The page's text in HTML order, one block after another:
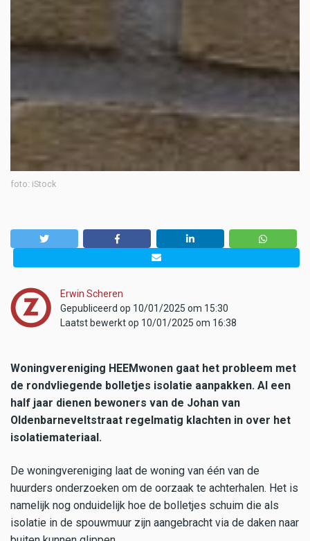
foto: iStock
Erwin Scheren
Gepubliceerd op 10/01/2025 om 15:30
Laatst bewerkt op 10/01/2025 om 16:38
Woningvereniging HEEMwonen gaat het probleem met
de rondvliegende bolletjes isolatie aanpakken. Al een
half jaar dienen bewoners van de Johan van
Oldenbarneveltstraat regelmatig klachten in over het
isolatiemateriaal.
De woningvereniging laat de woning van één van de
huurders onderzoeken om de oorzaak te achterhalen. Het is
namelijk nog onduidelijk hoe de bolletjes schuim die als
isolatie in de spouwmuur zijn aangebracht via de daken naar